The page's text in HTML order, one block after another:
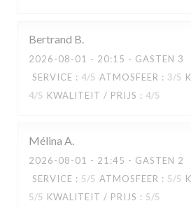
Bertrand B
2026-08-01 - 20:15 - GASTEN 3
SERVICE : 4/5 ATMOSFEER : 3/5
4/5 KWALITEIT / PRIJS : 4/5
Mélina A
2026-08-01 - 21:45 - GASTEN 2
SERVICE : 5/5 ATMOSFEER : 5/5
5/5 KWALITEIT / PRIJS : 5/5